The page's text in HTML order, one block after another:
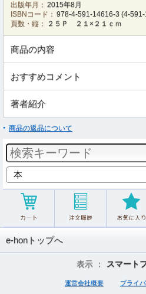
出版年月： 2015年8月
ISBNコード： 978-4-591-14616-3 (4-
頁数・縦：
２５Ｐ ２１×２１ｃｍ
商品の内容
おすすめコメント
著者紹介
商品の返品について
e-honトップへ
表示 ： スマート
運営会社概要 プライ